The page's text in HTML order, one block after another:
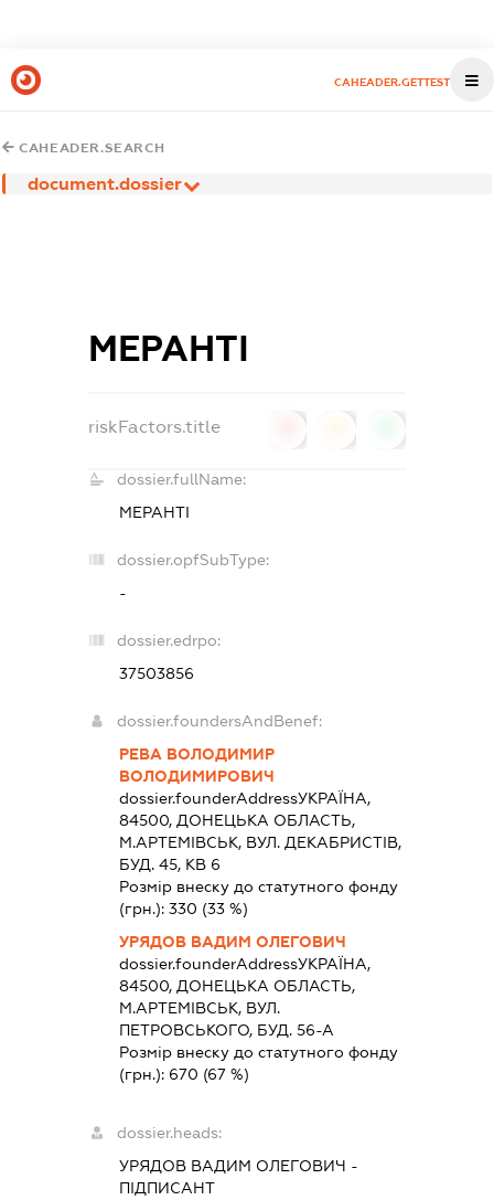
CAHEADER.GETTEST
CAHEADER.SEARCH
document.dossier
МЕРАНТІ
riskFactors.title
dossier.fullName:
МЕРАНТІ
dossier.opfSubType:
-
dossier.edrpo:
37503856
dossier.foundersAndBenef:
РЕВА ВОЛОДИМИР
ВОЛОДИМИРОВИЧ
dossier.founderAddressУКРАЇНА,
84500, ДОНЕЦЬКА ОБЛАСТЬ,
М.АРТЕМІВСЬК, ВУЛ. ДЕКАБРИСТІВ,
БУД. 45, КВ 6
Розмір внеску до статутного фонду
(грн.):330 (33 %)
УРЯДОВ ВАДИМ ОЛЕГОВИЧ
dossier.founderAddressУКРАЇНА,
84500, ДОНЕЦЬКА ОБЛАСТЬ,
М.АРТЕМІВСЬК, ВУЛ.
ПЕТРОВСЬКОГО, БУД. 56-А
Розмір внеску до статутного фонду
(грн.): 670 (67 %)
dossier.heads:
УРЯДОВ ВАДИМ ОЛЕГОВИЧ -
ПІДПИСАНТ